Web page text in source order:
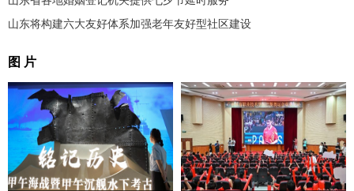
山东将构建六大友好体系加强老年友好型社区建设
图 片